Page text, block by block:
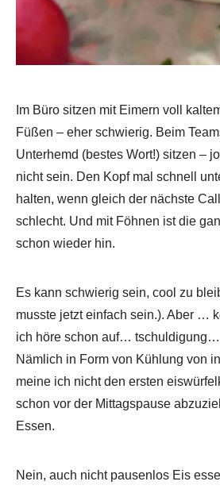
Im Büro sitzen mit Eimern voll
Füßen – eher schwierig. Beim
Unterhemd (bestes Wort!) sitzen –
nicht sein. Den Kopf mal schnell
halten, wenn gleich der nächste
schlecht. Und mit Föhnen ist die
schon wieder hin.
Es kann schwierig sein, cool zu
musste jetzt einfach sein.). Aber …
ich höre schon auf…
Nämlich in Form von Kühlung von
meine ich nicht den ersten
schon vor der Mittagspause
Essen.
Nein, auch nicht pausenlos Eis